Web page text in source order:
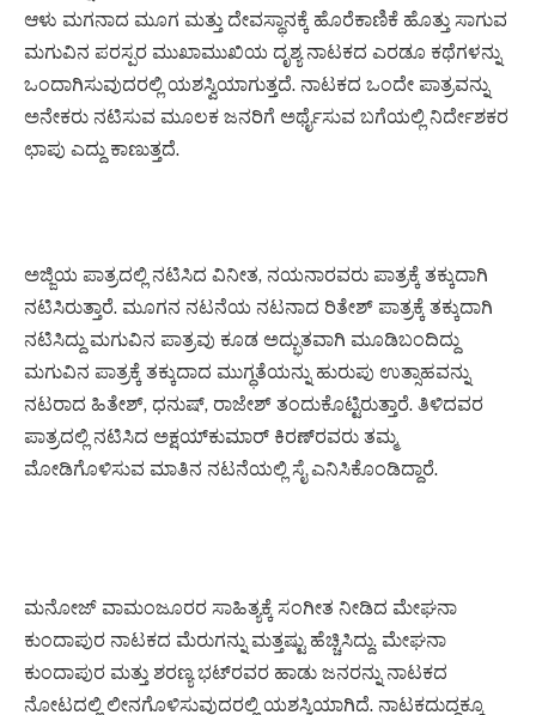
ಆಳು ಮಗನಾದ ಮೂಗ ಮತ್ತು ದೇವಸ್ಥಾನಕ್ಕೆ ಹೊರೆಕಾಣಿಕೆ ಹೊತ್ತು ಸಾಗುವ
ಮಗುವಿನ ಪರಸ್ಪರ ಮುಖಾಮುಖಿಯ ದೃಶ್ಯ ನಾಟಕದ ಎರಡೂ ಕಥೆಗಳನ್ನು
ಒಂದಾಗಿಸುವುದರಲ್ಲಿ ಯಶಸ್ವಿಯಾಗುತ್ತದೆ. ನಾಟಕದ ಒಂದೇ ಪಾತ್ರವನ್ನು
ಅನೇಕರು ನಟಿಸುವ ಮೂಲಕ ಜನರಿಗೆ ಅರ್ಥೈಸುವ ಬಗೆಯಲ್ಲಿ ನಿರ್ದೇಶಕರ
ಛಾಪು ಎದ್ದು ಕಾಣುತ್ತದೆ.
ಅಜ್ಜಿಯ ಪಾತ್ರದಲ್ಲಿ ನಟಿಸಿದ ವಿನೀತ, ನಯನಾರವರು ಪಾತ್ರಕ್ಕೆ ತಕ್ಕುದಾಗಿ
ನಟಿಸಿರುತ್ತಾರೆ. ಮೂಗನ ನಟನೆಯ ನಟನಾದ ರಿತೇಶ್ ಪಾತ್ರಕ್ಕೆ ತಕ್ಕುದಾಗಿ
ನಟಿಸಿದ್ದು ಮಗುವಿನ ಪಾತ್ರವು ಕೂಡ ಅದ್ಭುತವಾಗಿ ಮೂಡಿಬಂದಿದ್ದು
ಮಗುವಿನ ಪಾತ್ರಕ್ಕೆ ತಕ್ಕುದಾದ ಮುಗ್ಧತೆಯನ್ನು ಹುರುಪು ಉತ್ಸಾಹವನ್ನು
ನಟರಾದ ಹಿತೇಶ್, ಧನುಷ್, ರಾಜೇಶ್ ತಂದುಕೊಟ್ಟಿರುತ್ತಾರೆ. ತಿಳಿದವರ
ಪಾತ್ರದಲ್ಲಿ ನಟಿಸಿದ ಅಕ್ಷಯ್‌ಕುಮಾರ್ ಕಿರಣ್‌ರವರು ತಮ್ಮ
ಮೋಡಿಗೊಳಿಸುವ ಮಾತಿನ ನಟನೆಯಲ್ಲಿ ಸೈ ಎನಿಸಿಕೊಂಡಿದ್ದಾರೆ.
ಮನೋಜ್ ವಾಮಂಜೂರರ ಸಾಹಿತ್ಯಕ್ಕೆ ಸಂಗೀತ ನೀಡಿದ ಮೇಘನಾ
ಕುಂದಾಪುರ ನಾಟಕದ ಮೆರುಗನ್ನು ಮತ್ತಷ್ಟು ಹೆಚ್ಚಿಸಿದ್ದು. ಮೇಘನಾ
ಕುಂದಾಪುರ ಮತ್ತು ಶರಣ್ಯ ಭಟ್‌ರವರ ಹಾಡು ಜನರನ್ನು ನಾಟಕದ
ನೋಟದಲ್ಲಿ ಲೀನಗೊಳಿಸುವುದರಲ್ಲಿ ಯಶಸ್ವಿಯಾಗಿದೆ. ನಾಟಕದುದ್ದಕ್ಕೂ